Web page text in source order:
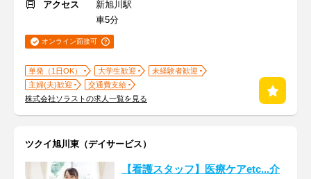
アクセス
新旭川駅
車5分
オンライン面接可
単発（1日OK） 大学生歓迎
未経験者歓迎
主婦(夫)歓迎
交通費支給
株式会社ソラストの求人一覧を見る
ツクイ旭川東（デイサービス）
【看護スタッフ】医療ケアetc...介